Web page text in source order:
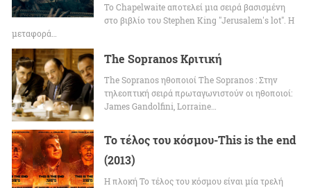
To Chapelwaite αποτελεί μια σειρά βασισμένη
στο βιβλίο του Stephen King "Jerusalem's lot". Η
μεταφορά…
The Sopranos Κριτική
The Sopranos ηθοποιοί The Sopranos : Στην
τηλεοπτική σειρά πρωταγωνιστούν οι ηθοποιοί:
James Gandolfini, Lorraine…
Το τέλος του κόσμου-This is the end
(2013)
Η πλοκή Το τέλος του κόσμου είναι μία τρελή